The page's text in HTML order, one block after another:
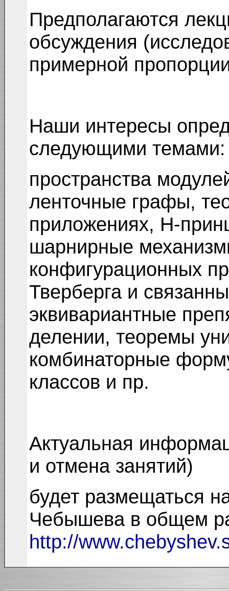
Предполагаются
обсуждения
примерной
Наши интересы
следующими темами:
пространства
ленточные графы,
приложениях, Н-
шарнирные
конфигурационных
Твербергаи
эквивариантные
делении, теоремы
комбинаторные
классов и пр.
Актуальная
и отмена занятий)
будет размещаться
Чебышева в общем
http://